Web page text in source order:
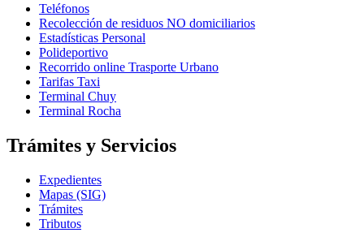
Teléfonos
Recolección de residuos NO domiciliarios
Estadísticas Personal
Polideportivo
Recorrido online Trasporte Urbano
Tarifas Taxi
Terminal Chuy
Terminal Rocha
Trámites y Servicios
Expedientes
Mapas (SIG)
Trámites
Tributos